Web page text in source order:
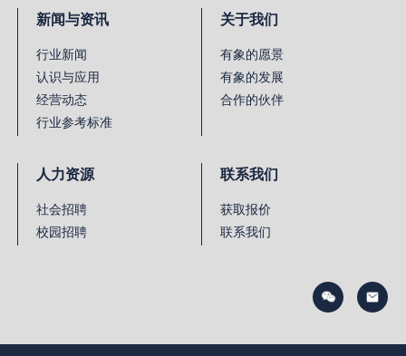
新闻与资讯
行业新闻
认识与应用
经营动态
行业参考标准
关于我们
有象的愿景
有象的发展
合作的伙伴
人力资源
社会招聘
校园招聘
联系我们
获取报价
联系我们